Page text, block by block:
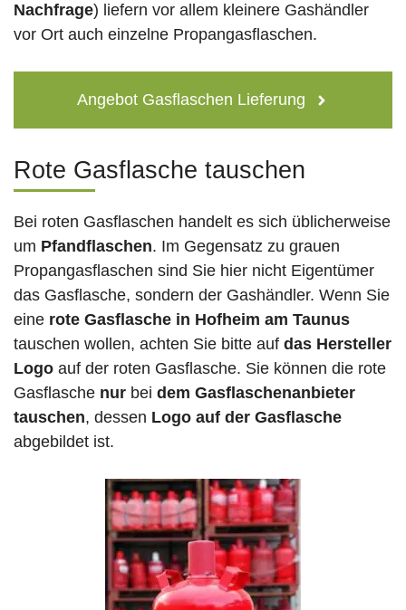
Nachfrage) liefern vor allem kleinere Gashändler
vor Ort auch einzelne Propangasflaschen.
Angebot Gasflaschen Lieferung
Rote Gasflasche tauschen
Bei roten Gasflaschen handelt es sich üblicherweise
um Pfandflaschen. Im Gegensatz zu grauen
Propangasflaschen sind Sie hier nicht Eigentümer
das Gasflasche, sondern der Gashändler. Wenn Sie
eine rote Gasflasche in Hofheim am Taunus
tauschen wollen, achten Sie bitte auf das Hersteller
Logo auf der roten Gasflasche. Sie können die rote
Gasflasche nur bei dem Gasflaschenanbieter
tauschen, dessen Logo auf der Gasflasche
abgebildet ist.